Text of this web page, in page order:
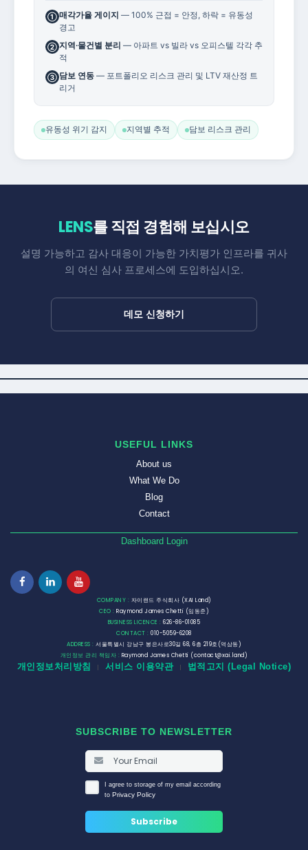
① 매각가율 게이지 — 100% 근접 = 안정, 하락 = 유동성
경고
② 지역·물건별 분리 — 아파트 vs 빌라 vs 오피스텔 각각 추
적
③ 담보 연동 — 포트폴리오 리스크 관리 및 LTV 재산정 트
리거
유동성 위기 감지 지역별 추적 담보 리스크 관리
LENS를 직접 경험해 보십시오
설명 가능하고 감사 대응이 가능한 가치평가 인프라를 귀사
의 여신 심사 프로세스에 도입하십시오.
데모 신청하기
USEFUL LINKS
About us
What We Do
Blog
Contact
Dashboard Login
COMPANY : 자이랜드 주식회사 (XAI Land)
CEO : Raymond James Chetti (임동준)
BUSINESS LICENCE : 626-86-01085
CONTACT : 010-5059-6208
ADDRESS : 서울특별시 강남구 봉은사로30길 68, 6층 219호(역삼동)
개인정보 관리 책임자 : Raymond James Chetti (contact@xai.land)
개인정보처리방침 서비스 이용약관 법적고지 (Legal Notice)
SUBSCRIBE TO NEWSLETTER
I agree to storage of my email according
to Privacy Policy